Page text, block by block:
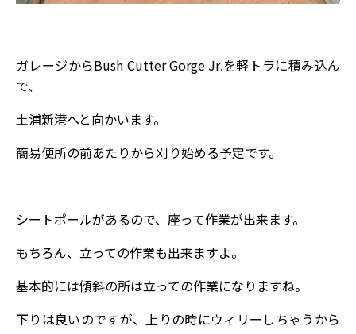
ガレージからBush Cutter Gorge Jr.を軽トラに積み込ん
で、
土浦新港へと向かいます。
簡易便所の前あたりから刈り始める予定です。
シートポールがあるので、座って作業が出来ます。
もちろん、立っての作業も出来ますよ。
基本的には傾斜の所は立っての作業になりますね。
下りは良いのですが、上りの時にウィリーしちゃうから